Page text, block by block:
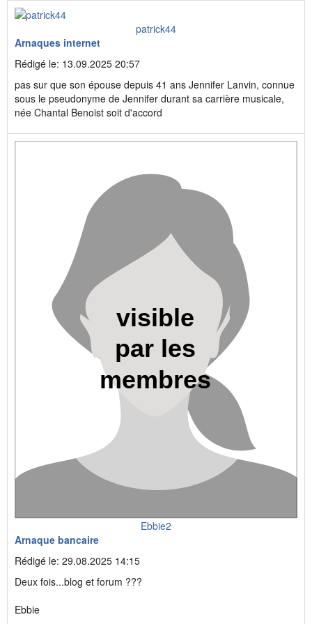
patrick44
Arnaques internet
Rédigé le: 13.09.2025 20:57
pas sur que son épouse depuis 41 ans Jennifer Lanvin, connue
sous le pseudonyme de Jennifer durant sa carrière musicale,
née Chantal Benoist soit d'accord
Ebbie2
Arnaque bancaire
Rédigé le: 29.08.2025 14:15
Deux fois...blog et forum ???
Ebbie